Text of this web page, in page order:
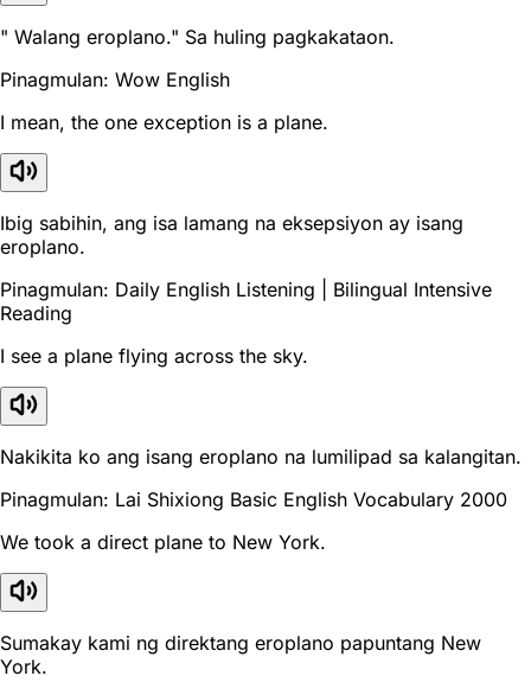
" Walang eroplano." Sa huling pagkakataon.
Pinagmulan: Wow English
I mean, the one exception is a plane.
Ibig sabihin, ang isa lamang na eksepsiyon ay isang
eroplano.
Pinagmulan: Daily English Listening | Bilingual Intensive
Reading
I see a plane flying across the sky.
Nakikita ko ang isang eroplano na lumilipad sa kalangitan.
Pinagmulan: Lai Shixiong Basic English Vocabulary 2000
We took a direct plane to New York.
Sumakay kami ng direktang eroplano papuntang New
York.